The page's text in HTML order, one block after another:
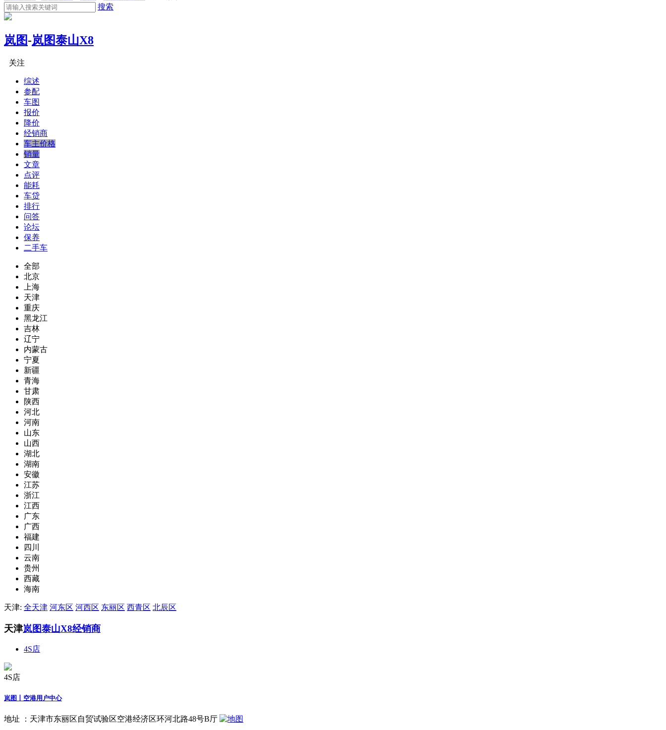
搜索
岚图-岚图泰山X8
关注
综述
参配
车图
报价
降价
经销商
车主价格
销量
文章
点评
能耗
车贷
排行
问答
论坛
保养
二手车
全部
北京
上海
天津
重庆
黑龙江
吉林
辽宁
内蒙古
宁夏
新疆
青海
甘肃
陕西
河北
河南
山东
山西
湖北
湖南
安徽
江苏
浙江
江西
广东
广西
福建
四川
云南
贵州
西藏
海南
天津: 全天津 河东区 河西区 东丽区 西青区 北辰区
天津岚图泰山X8经销商
4S店
4S店
岚图丨空港用户中心
地址 ： 天津市东丽区自贸试验区空港经济区环河北路48号B厅